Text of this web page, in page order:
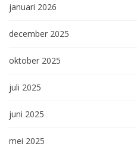
januari 2026
december 2025
oktober 2025
juli 2025
juni 2025
mei 2025